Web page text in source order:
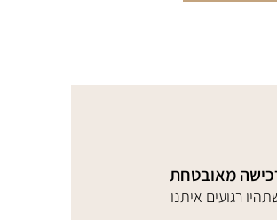
מאובטחת
רגועים איתנו